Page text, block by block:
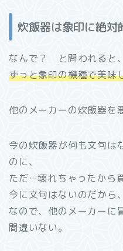
炊飯器は象印に絶対
なんで？ と問われると、
ずっと象印の機種で美味
他のメーカーの炊飯器を
今の炊飯器が何も文句は
のに、
ただ…壊れちゃったから
今に文句はないのだか
なので、他のメーカーに
間違いない。